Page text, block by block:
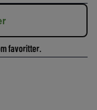
favoritter.